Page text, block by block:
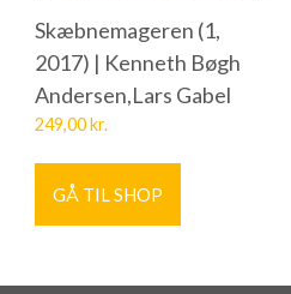
Skæbnemageren (1,
2017) | Kenneth Bøgh
Andersen,Lars Gabel
249,00kr.
GÅ TIL SHOP